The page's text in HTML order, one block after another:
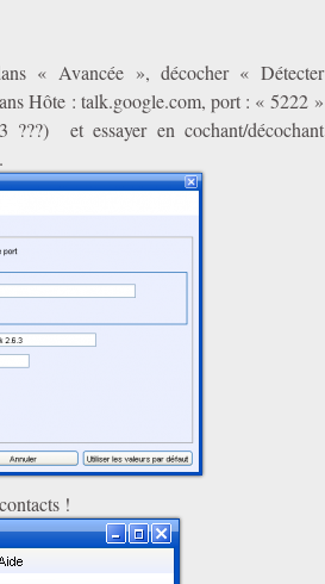
« Avancée », décocher « Détecter
Hôte : talk.google.com, port : « 5222 »
et essayer en cochant/décochant
!